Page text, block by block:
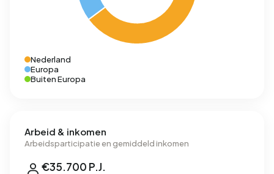
Nederland
Europa
Buiten Europa
Arbeid & inkomen
Arbeidsparticipatie en gemiddeld inkomen
€35.700 P.J.